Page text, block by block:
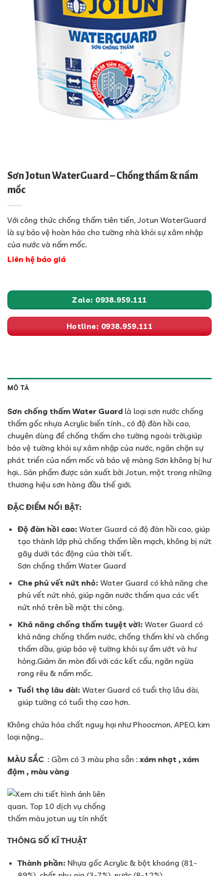
Sơn Jotun WaterGuard – Chống thấm & nấm
mốc
Với công thức chống thấm tiên tiến, Jotun WaterGuard
là sự bảo vệ hoàn hảo cho tường nhà khỏi sự xâm nhập
của nước và nấm mốc.
Liên hệ báo giá
Zalo: 0938.959.111
Hotline: 0938.959.111
MÔ TẢ
Sơn chống thấm Water Guard là loại sơn nước chống
thấm gốc nhựa Acrylic biến tính., có độ đàn hồi cao,
chuyên dùng để chống thấm cho tường ngoài trời,giúp
bảo vệ tường khỏi sự xâm nhập của nước, ngăn chặn sự
phát triển của nấm mốc và bảo vệ màng Sơn không bị hư
hại.. Sản phẩm được sản xuất bởi Jotun, một trong những
thương hiệu sơn hàng đầu thế giới.
ĐẶC ĐIỂM NỔI BẬT:
Độ đàn hồi cao: Water Guard có độ đàn hồi cao, giúp
tạo thành lớp phủ chống thấm liền mạch, không bị nứt
gãy dưới tác động của thời tiết.
Sơn chống thấm Water Guard
Che phủ vết nứt nhỏ: Water Guard có khả năng che
phủ vết nứt nhỏ, giúp ngăn nước thấm qua các vết
nứt nhỏ trên bề mặt thi công.
Khả năng chống thấm tuyệt vời: Water Guard có
khả năng chống thấm nước, chống thấm khí và chống
thấm dầu, giúp bảo vệ tường khỏi sự ẩm ướt và hư
hỏng.Giảm ăn mòn đối với các kết cấu, ngăn ngừa
rong rêu & nấm mốc.
Tuổi thọ lâu dài: Water Guard có tuổi thọ lâu dài,
giúp tường có tuổi thọ cao hơn.
Không chứa hóa chất nguy hại như Phoocmon, APEO, kim
loại nặng..
MÀU SẮC : Gồm có 3 màu pha sẵn : xám nhạt , xám
đậm , màu vàng
THÔNG SỐ KĨ THUẬT
Thành phần: Nhựa gốc Acrylic & bột khoáng (81-